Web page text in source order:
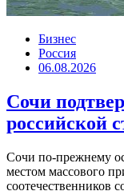
Бизнес
Россия
06.08.2026
Сочи
российской
Сочи по-прежнему
местом массового
соотечественников